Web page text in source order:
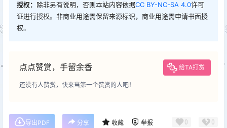
授权： 除非另有说明，否则本站内容依据CC BY-NC-SA 4.0许可
证进行授权。非商业用途需保留来源标识，商业用途需申请书面授
权。
点点赞赏，手留余香 给TA打赏
还没有人赞赏，快来当第一个赞赏的人吧！
导出PDF 分享 收藏 举报 0 0